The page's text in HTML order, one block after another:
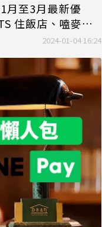
月至3月最新優
住飯店、嗑麥當
2024-01-04 16:24